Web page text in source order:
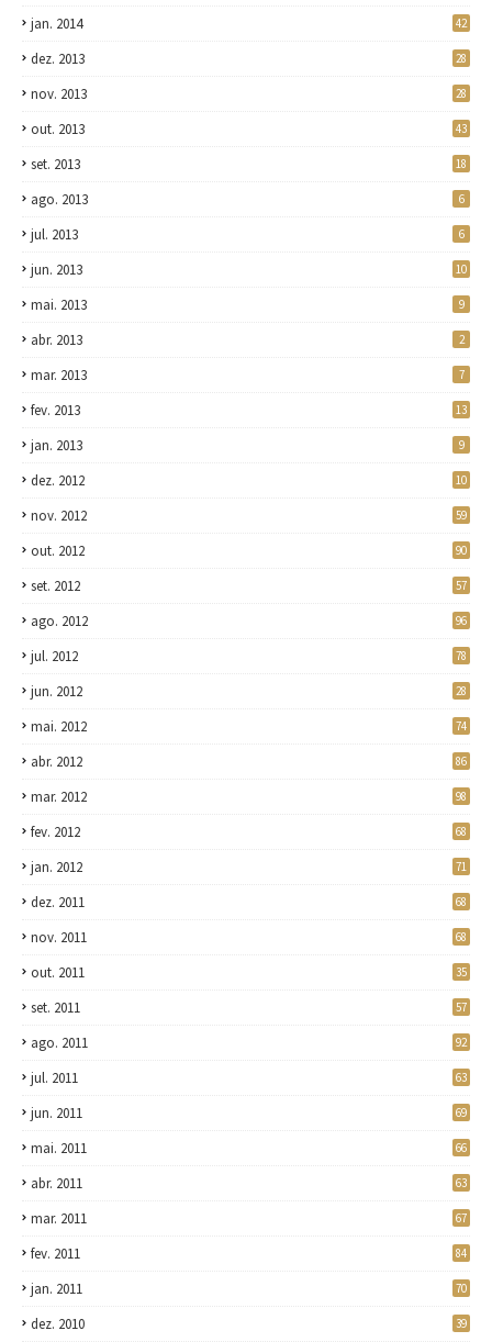
jan. 2014 42
dez. 2013 28
nov. 2013 28
out. 2013 43
set. 2013 18
ago. 2013 6
jul. 2013 6
jun. 2013 10
mai. 2013 9
abr. 2013 2
mar. 2013 7
fev. 2013 13
jan. 2013 9
dez. 2012 10
nov. 2012 59
out. 2012 90
set. 2012 57
ago. 2012 96
jul. 2012 78
jun. 2012 28
mai. 2012 74
abr. 2012 86
mar. 2012 98
fev. 2012 68
jan. 2012 71
dez. 2011 68
nov. 2011 68
out. 2011 35
set. 2011 57
ago. 2011 92
jul. 2011 63
jun. 2011 69
mai. 2011 66
abr. 2011 63
mar. 2011 67
fev. 2011 84
jan. 2011 70
dez. 2010 39